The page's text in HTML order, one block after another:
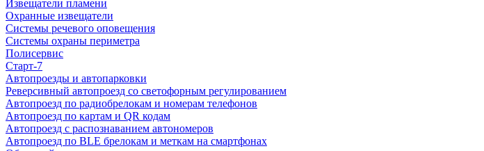
Извещатели пламени
Охранные извещатели
Системы речевого оповещения
Системы охраны периметра
Полисервис
Старт-7
Автопроезды и автопарковки
Реверсивный автопроезд со светофорным регулированием
Автопроезд по радиобрелокам и номерам телефонов
Автопроезд по картам и QR кодам
Автопроезд с распознаванием автономеров
Автопроезд по BLE брелокам и меткам на смартфонах